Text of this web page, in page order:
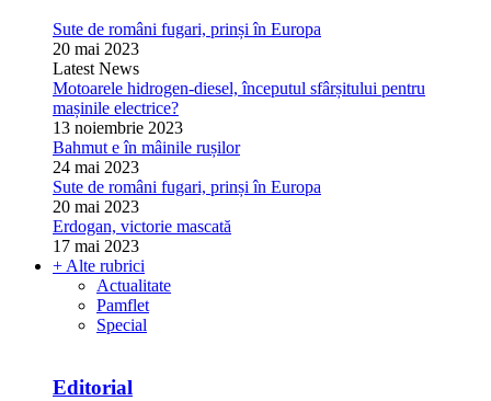
Sute de români fugari, prinși în Europa
20 mai 2023
Latest News
Motoarele hidrogen-diesel, începutul sfârșitului pentru
mașinile electrice?
13 noiembrie 2023
Bahmut e în mâinile rușilor
24 mai 2023
Sute de români fugari, prinși în Europa
20 mai 2023
Erdogan, victorie mascată
17 mai 2023
+ Alte rubrici
Actualitate
Pamflet
Special
Editorial